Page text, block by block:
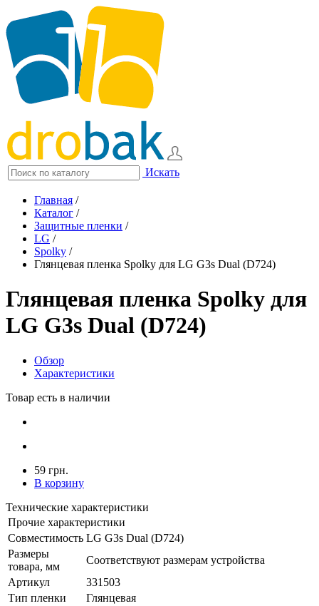
Искать
Главная /
Каталог /
Защитные пленки /
LG /
Spolky /
Глянцевая пленка Spolky для LG G3s Dual (D724)
Глянцевая пленка Spolky для
LG G3s Dual (D724)
Обзор
Характеристики
Товар есть в наличии
59 грн.
В корзину
Технические характеристики
Прочие характеристики
Совместимость LG G3s Dual (D724)
Размеры
товара, мм
Соответствуют размерам устройства
Артикул
331503
Тип пленки
Глянцевая